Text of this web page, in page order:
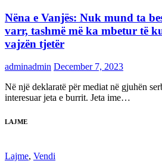
Nëna e Vanjës: Nuk mund ta
varr, tashmë më ka mbetur të
vajzën tjetër
adminadmin December 7, 2023
Në një deklaratë për mediat në gjuhën
interesuar jeta e burrit. Jeta ime…
LAJME
Lajme, Vendi